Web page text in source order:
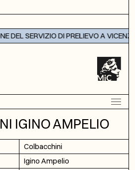
DEL SERVIZIO DI PRELIEVO A VICENZA
IGINO AMPELIO
Colbacchini
Igino Ampelio